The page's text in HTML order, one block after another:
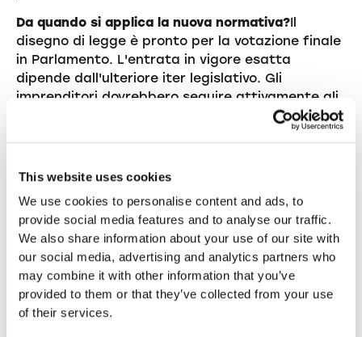
This website uses cookies
We use cookies to personalise content and ads, to
provide social media features and to analyse our traffic.
We also share information about your use of our site with
our social media, advertising and analytics partners who
may combine it with other information that you’ve
provided to them or that they’ve collected from your use
of their services.
Da quando si applica la nuova normativa?Il
disegno di legge è pronto per la votazione finale
in Parlamento. L'entrata in vigore esatta
dipende dall'ulteriore iter legislativo. Gli
imprenditori dovrebbero seguire attivamente gli
Quanto costa questa riforma allo Stato?Il
oltre 400 milioni di franchi all'anno. Per questo
motivo aveva inizialmente respinto la riforma,
ma il Parlamento ha avuto la meglio.
State pianificando di fondare un'azienda o
desiderate ottimizzare la struttura della vostra
società? Startups.ch vi accompagna dall'idea